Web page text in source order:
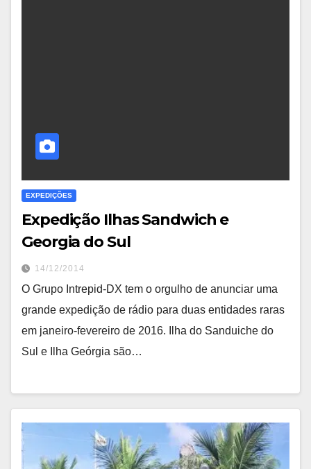
EXPEDIÇÕES
Expedição Ilhas Sandwich e
Georgia do Sul
14/12/2014
O Grupo Intrepid-DX tem o orgulho de anunciar uma
grande expedição de rádio para duas entidades raras
em janeiro-fevereiro de 2016. Ilha do Sanduiche do
Sul e Ilha Geórgia são…